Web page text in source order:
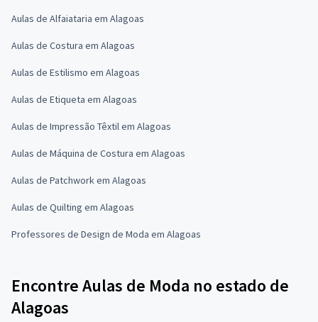
Aulas de Alfaiataria em Alagoas
Aulas de Costura em Alagoas
Aulas de Estilismo em Alagoas
Aulas de Etiqueta em Alagoas
Aulas de Impressão Têxtil em Alagoas
Aulas de Máquina de Costura em Alagoas
Aulas de Patchwork em Alagoas
Aulas de Quilting em Alagoas
Professores de Design de Moda em Alagoas
Encontre Aulas de Moda no estado de
Alagoas